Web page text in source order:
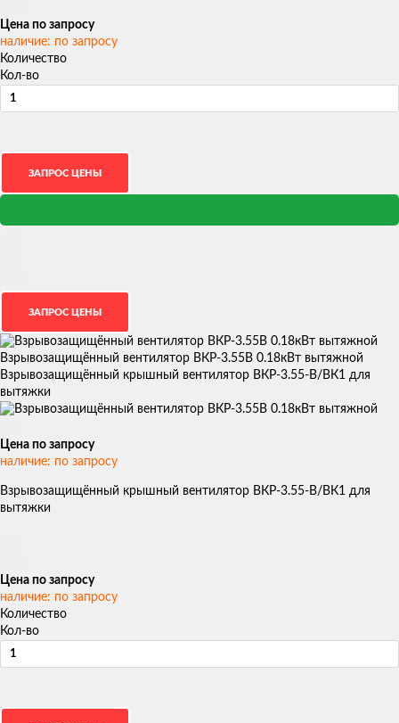
Цена по запросу
наличие: по запросу
Количество
Кол-во
Взрывозащищённый вентилятор ВКР-3.55В 0.18кВт вытяжной
Взрывозащищённый крышный вентилятор ВКР-3.55-В/ВК1 для
вытяжки
Цена по запросу
наличие: по запросу
Взрывозащищённый крышный вентилятор ВКР-3.55-В/ВК1 для
вытяжки
Цена по запросу
наличие: по запросу
Количество
Кол-во